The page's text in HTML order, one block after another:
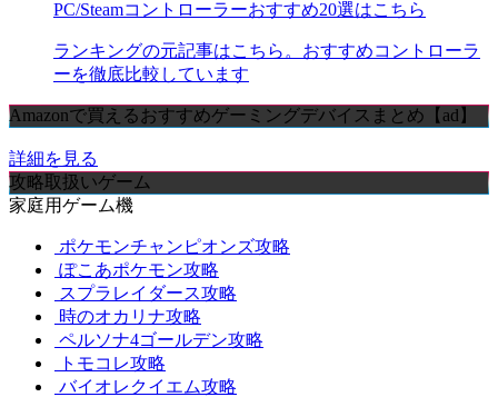
PC/Steamコントローラーおすすめ20選はこちら
ランキングの元記事はこちら。おすすめコントローラ
ーを徹底比較しています
Amazonで買えるおすすめゲーミングデバイスまとめ【ad】
詳細を見る
攻略取扱いゲーム
家庭用ゲーム機
ポケモンチャンピオンズ攻略
ぽこあポケモン攻略
スプラレイダース攻略
時のオカリナ攻略
ペルソナ4ゴールデン攻略
トモコレ攻略
バイオレクイエム攻略